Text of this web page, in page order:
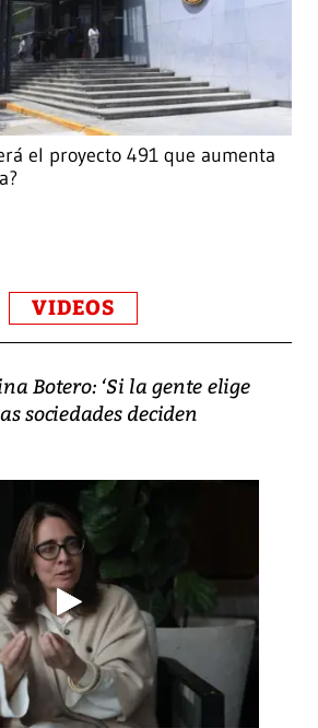
el proyecto 491 que aumenta
VIDEOS
Botero: ‘Si la gente elige
sociedades deciden